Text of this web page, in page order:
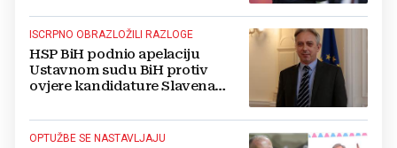
ISCRPNO OBRAZLOŽILI RAZLOGE
HSP BiH podnio apelaciju
Ustavnom sudu BiH protiv
ovjere kandidature Slavena
OPTUŽBE SE NASTAVLJAJU